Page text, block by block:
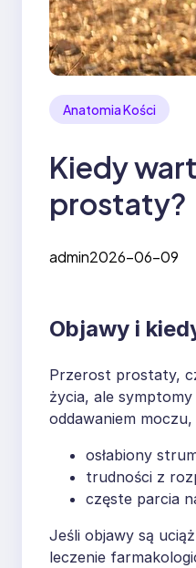
Anatomia Kości
Kiedy
prostaty?
admin2026-06-09
Objawy i
Przerost prostaty,
życia, ale symptomy
oddawaniem
osłabiony
trudności z
częste parcia
Jeśli objawy są
leczenie